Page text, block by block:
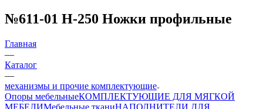
№611-01 H-250 Ножки профильные
Главная
—
Каталог
—
механизмы и прочие комплектующие
Опоры мебельныеКОМПЛЕКТУЮЩИЕ ДЛЯ МЯГКОЙ
МЕБЕЛИМебельные тканиНАПОЛНИТЕЛИ ДЛЯ